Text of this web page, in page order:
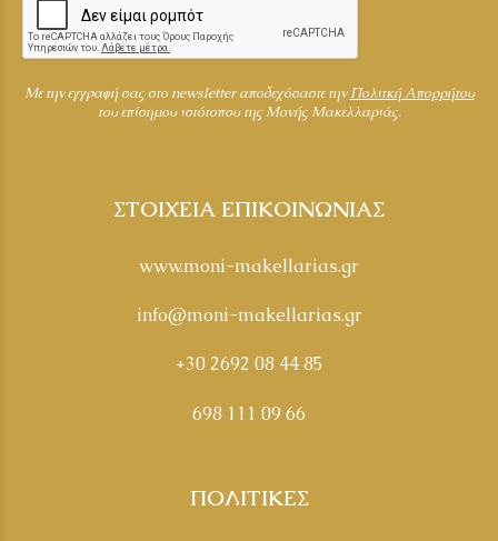
Mε την εγγραφή σας στο newsletter αποδεχόσαστε τηνΠολιτκή Απορρήτου
του επίσημου ιστότοπου της Μονής Μακελλαριάς.
ΣΤΟΙΧΕΙΑ ΕΠΙΚΟΙΝΩΝΙΑΣ
www.moni-makellarias.gr
info@moni-makellarias.gr
+30 2692 08 44 85
698 111 09 66
ΠΟΛΙΤΙΚΕΣ